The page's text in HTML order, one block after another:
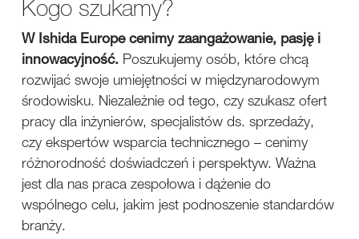
Kogo szukamy?
W Ishida Europe cenimy zaangażowanie, pasję i
innowacyjność. Poszukujemy osób, które chcą
rozwijać swoje umiejętności w międzynarodowym
środowisku. Niezależnie od tego, czy szukasz ofert
pracy dla inżynierów, specjalistów ds. sprzedaży,
czy ekspertów wsparcia technicznego – cenimy
różnorodność doświadczeń i perspektyw. Ważna
jest dla nas praca zespołowa i dążenie do
wspólnego celu, jakim jest podnoszenie standardów
branży.